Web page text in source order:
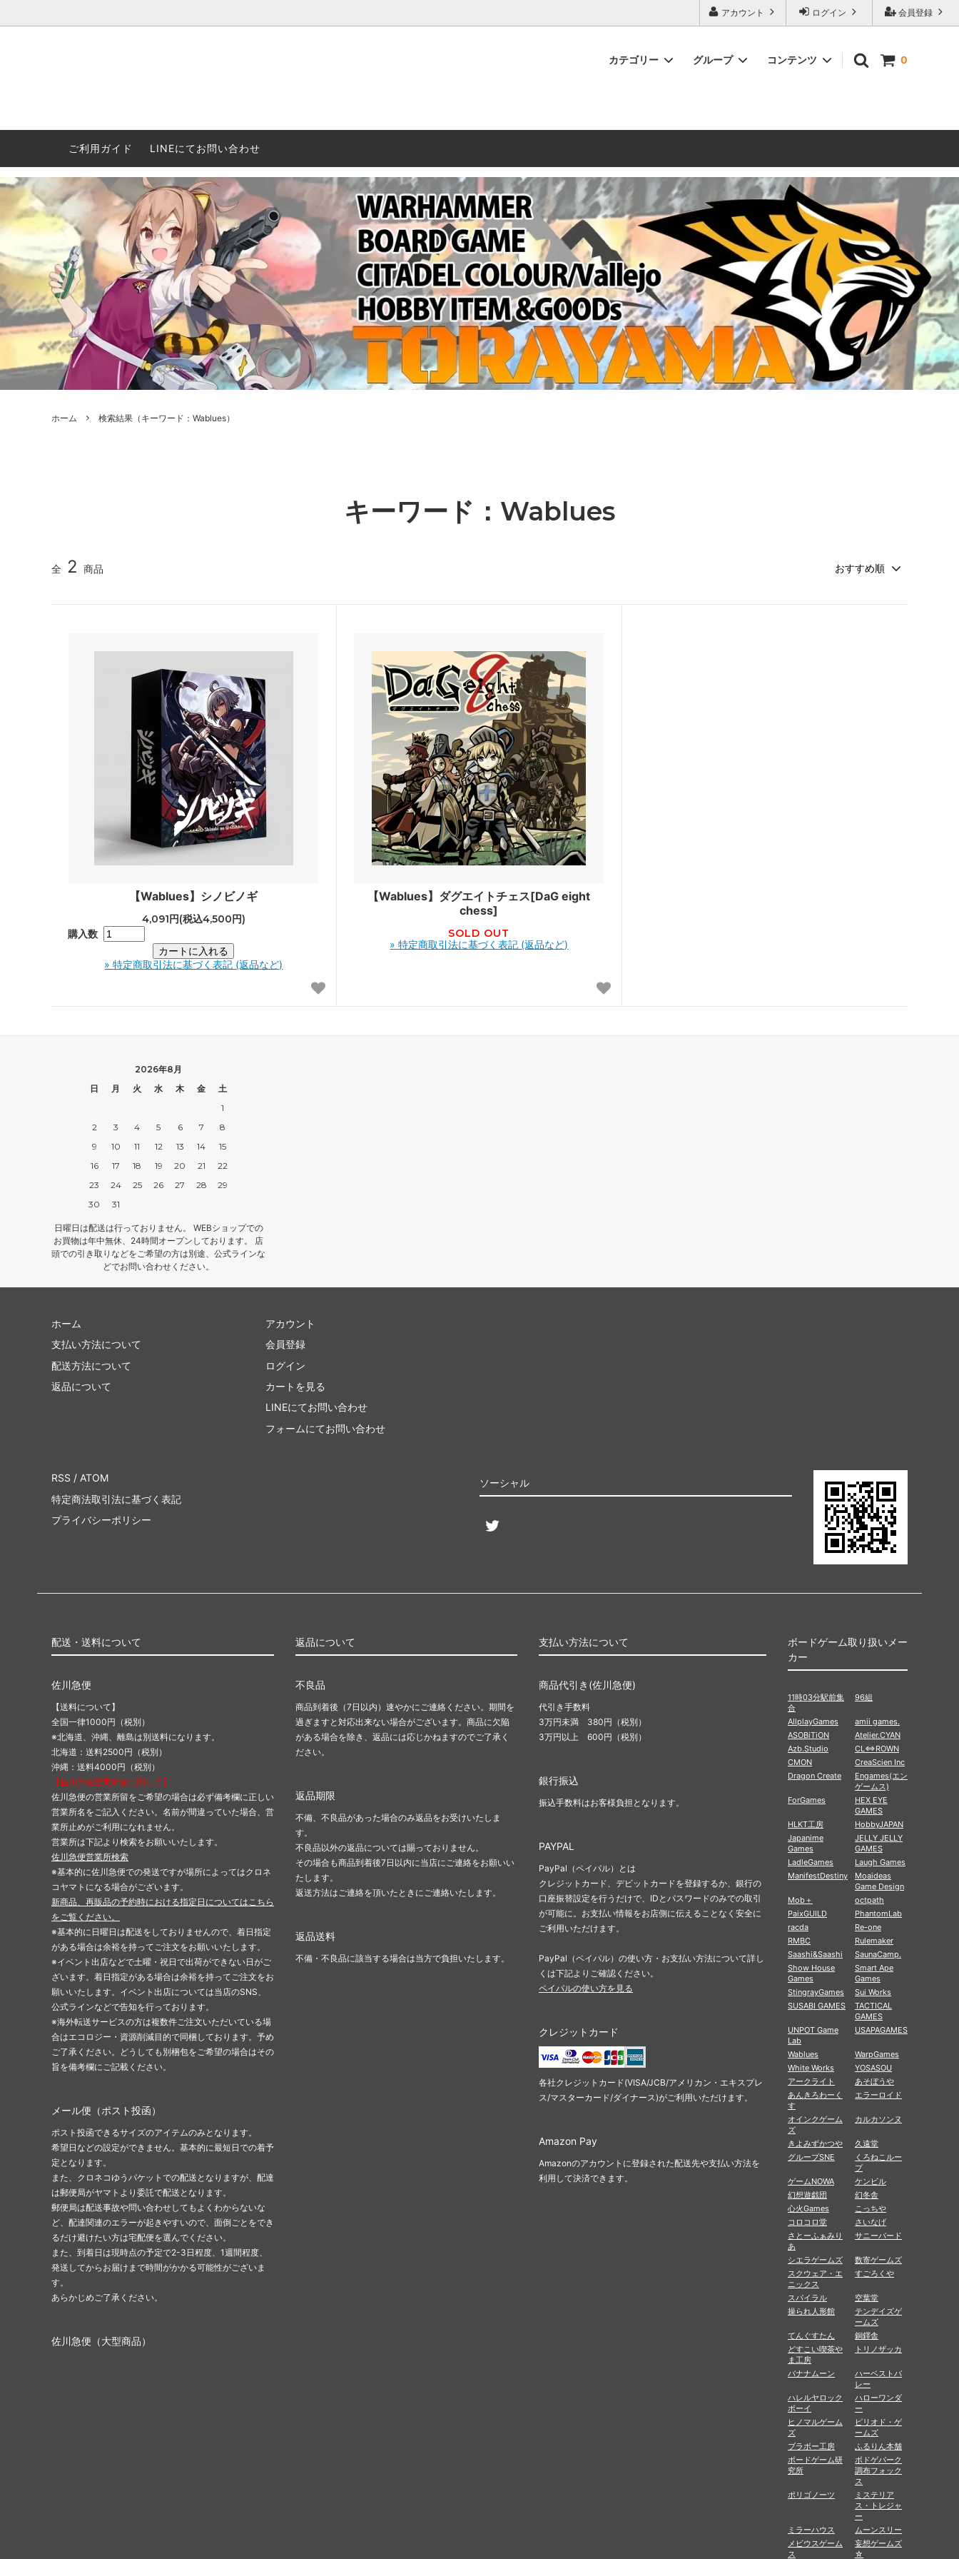
ウォーハンマー(40k/AoS)、ボードゲーム、シタデルカラーの正規プレミアムショップTORAYAMA。通販・オンラインショップです！ ウォーハンマーとボードゲームのことなら当店へ！ボードゲームもメジャーど
ころからインディーズまで何でも揃います！ 和歌山に実店舗あり。ゲームマーケット新作や週刊ウォーハンマー関連、サバゲー装備(実物)も豊富に取り扱い。 在庫品は即日発送対応可能！初心者向けのスターター
セットも充実。
会員登録
ログイン
アカウント
0
カテゴリー
ムンダ]
ウォーハンマー アンダーワールド ウォーハンマー ウォークライ ウォーハンマー オールドワールド
ウォーハンマー ブラッドボウル[Blood
ウォーハンマー・クエスト
ウォーハンマー ミドルアース(Middle-
earth™)
シタデルカラー・シタデルブランドアイ
テム
WARHAMME BLACK LIBRARY(ウォー
ハンマーブラックライブラリー)
GWS製ウォーハンマー関連グッツ(書籍
など)
週刊ウォーハンマー vallejo(ファレホ) Two Thin Coats
ガンダムアッセンブル関連品 ボードゲーム・カードゲーム カードスリーブ
ボードゲームグッツ(コンバットゲー
ジ・ダイストレイ・GWS以外のダイス
など)
ボードゲーム・ホビー関係書籍 ガンプラ プラモデル JOYTOY(ジョイトイ)
エアソフトガン
レーション・災害備蓄用品
グループ
11版
Space Marine 2特集 GWSオンライン限定品 ウォーハンマーワールド製品 テレイン（ウォーハンマー情景モデル）
コンバットパトロール/スピアヘッド バトルフォース(40K/AOS) 勢力ダイス 40000で使えるヘレシーユニット
AOS各勢力永久呪文(エンドレススペル) ウォーハンマー40000 各勢力 デスウォッチ English
FLOST製アイテム MtOテレイン ミニチュア輸送用プロテクトケース シタデルカラーセット販売
週刊ウォーハンマー DSPIAE ARMORED CORE[アーマードコア] ボードゲーム予約受付中
ボードゲーム ゲームマーケット2024秋 ゲームマーケット2025秋 CMON JAPAN
エアソフトガン本体各種 escape from tarkov[タルコフ] スイス迷彩 TAZ90 世界の童話シリーズ
コンテンツ
予約品に関しての注意事項
アシェット刊行 週刊ウォーハンマー
コンバットパトロールの発売日リストと
週刊ウォーハンマーの発送について
ウォーハンマー40000 大会 2026 in
WAKAYAMA
ご利用ガイド LINEにてお問い合わせ
ホーム 検索結果（キーワード：Wablues）
キーワード：Wablues
全 2 商品
【Wablues】シノビノギ
4,091円(税込4,500円)
購入数
» 特定商取引法に基づく表記 (返品など)
【Wablues】ダグエイトチェス[DaG eight
chess]
SOLD OUT
» 特定商取引法に基づく表記 (返品など)
2026年8月
日
月 火 水 木 金
土
1
2
3 4 5 6 7
8
9
10 11 12 13 14
15
16
17 18 19 20 21
22
23
24 25 26 27 28
29
30
31
日曜日は配送は行っておりません。 WEBショップでの
お買物は年中無休、24時間オープンしております。 店
頭での引き取りなどをご希望の方は別途、公式ラインな
どでお問い合わせください。
ホーム
支払い方法について
配送方法について
返品について
アカウント
会員登録
ログイン
カートを見る
LINEにてお問い合わせ
フォームにてお問い合わせ
ソーシャル
RSS / ATOM
特定商法取引法に基づく表記
プライバシーポリシー
配送・送料について
佐川急便
【送料について】
全国一律1000円（税別）
※北海道、沖縄、離島は別送料になります。
北海道：送料2500円（税別）
沖縄：送料4000円（税別）
【佐川急便営業所留に関して】
佐川急便の営業所留をご希望の場合は必ず備考欄に正しい
営業所名をご記入ください。名前が間違っていた場合、営
業所止めがご利用になれません。
営業所は下記より検索をお願いいたします。
佐川急便営業所検索
※基本的に佐川急便での発送ですが場所によってはクロネ
コヤマトになる場合がございます。
新商品、再販品の予約時における指定日についてはこちら
をご覧ください。
※基本的に日曜日は配送をしておりませんので、着日指定
がある場合は余裕を持ってご注文をお願いいたします。
※イベント出店などで土曜・祝日で出荷ができない日がご
ざいます。着日指定がある場合は余裕を持ってご注文をお
願いいたします。イベント出店については当店のSNS、
公式ラインなどで告知を行っております。
※海外転送サービスの方は複数件ご注文いただいている場
合はエコロジー・資源削減目的で同梱しております。予め
ご了承ください。どうしても別梱包をご希望の場合はその
旨を備考欄にご記載ください。
メール便（ポスト投函）
ポスト投函できるサイズのアイテムのみとなります。
希望日などの設定ができません。基本的に最短日での着予
定となります。
また、クロネコゆうパケットでの配送となりますが、配達
は郵便局がヤマトより委託で配送となります。
郵便局は配送事故や問い合わせしてもよくわからないな
ど、配達関連のエラーが起きやすいので、面倒ごとをでき
るだけ避けたい方は宅配便を選んでください。
また、到着日は現時点の予定で2-3日程度、1週間程度、
発送してからお届けまで時間がかかる可能性がございま
す。
あらかじめご了承ください。
佐川急便（大型商品）
返品について
不良品
商品到着後（7日以内）速やかにご連絡ください。期間を
過ぎますと対応出来ない場合がございます。商品に欠陥
がある場合を除き、返品には応じかねますのでご了承く
ださい。
返品期限
不備、不良品があった場合のみ返品をお受けいたしま
す。
不良品以外の返品については賜っておりません。
その場合も商品到着後7日以内に当店にご連絡をお願いい
たします。
返送方法はご連絡を頂いたときにご連絡いたします。
返品送料
不備・不良品に該当する場合は当方で負担いたします。
支払い方法について
商品代引き(佐川急便)
代引き手数料
3万円未満 380円（税別）
3万円以上 600円（税別）
銀行振込
振込手数料はお客様負担となります。
PAYPAL
PayPal（ペイパル）とは
クレジットカード、デビットカードを登録するか、銀行の
口座振替設定を行うだけで、IDとパスワードのみでの取引
が可能に。お支払い情報をお店側に伝えることなく安全に
ご利用いただけます。
PayPal（ペイパル）の使い方・お支払い方法について詳し
くは下記よりご確認ください。
ペイパルの使い方を見る
クレジットカード
各社クレジットカード(VISA/JCB/アメリカン・エキスプレ
ス/マスターカード/ダイナース)がご利用いただけます。
Amazon Pay
Amazonのアカウントに登録された配送先や支払い方法を
利用して決済できます。
ボードゲーム取り扱いメー
カー
11時03分駅前集
合
96組
AllplayGames
amii games.
ASOBiTiON
Atelier.CYAN
Azb.Studio
CL⇔ROWN
CMON
CreaScien Inc
Dragon Create
Engames(エン
ゲームス)
ForGames
HEX EYE
GAMES
HLKT工房
HobbyJAPAN
Japanime
Games
JELLY JELLY
GAMES
LadleGames
Laugh Games
ManifestDestiny
Moaideas
Game Design
Mob＋
octpath
PaixGUILD
PhantomLab
racda
Re-one
RMBC
Rulemaker
Saashi&Saashi
SaunaCamp.
Show House
Games
Smart Ape
Games
StingrayGames
Sui Works
SUSABI GAMES
TACTICAL
GAMES
UNPOT Game
Lab
USAPAGAMES
Wablues
WarpGames
White Works
YOSASOU
アークライト
あそぼうや
あんきろわーく
す
エラーロイド
オインクゲーム
ズ
カルカソンヌ
きよみずかつや
久遠堂
グループSNE
くろねこルー
プ
ゲームNOWA
ケンビル
幻想遊戯団
幻冬舎
心火Games
こっちや
コロコロ堂
さいなげ
さとーふぁみり
あ
サニーバード
シエラゲームズ
数寄ゲームズ
スクウェア・エ
ニックス
すごろくや
スパイラル
空葉堂
操られ人形館
テンデイズゲ
ームズ
てんぐすたん
銅鐸舎
どすこい喫茶や
ま工房
トリノザッカ
バナナムーン
ハーベストバ
レー
ハレルヤロック
ボーイ
ハローワンダ
ー
ヒノマルゲーム
ズ
ピリオド・ゲ
ームズ
ブラボー工房
ふるりん本舗
ボードゲーム研
究所
ボドゲパーク
調布フォック
ス
ポリゴノーツ
ミステリア
ス・トレジャ
ー
ミラーハウス
ムーンスリー
メビウスゲーム
ス
妄想ゲームズ
☆